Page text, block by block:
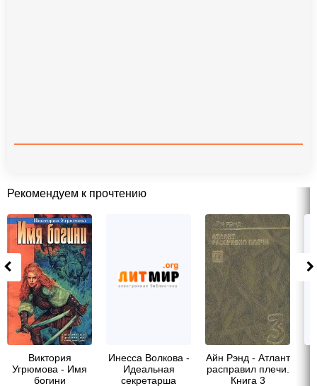
Рекомендуем к прочтению
Виктория
Угрюмова - Имя
богини
Инесса Волкова -
Идеальная
секретарша
Айн Рэнд - Атлант
расправил плечи.
Книга 3